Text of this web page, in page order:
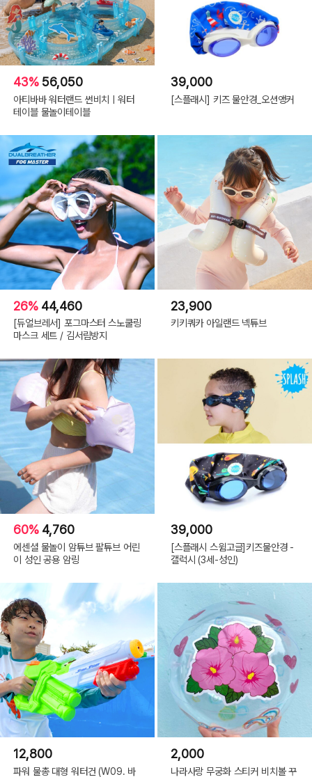
43% 56,050
아티바바 워터랜드 썬비치ㅣ워터
테이블 물놀이테이블
39,000
[스플래시] 키즈 물안경_오션앵커
26% 44,460
[듀얼브레서] 포그마스터 스노쿨링
마스크 세트 / 김서림방지
23,900
키키쿼카 아일랜드 넥튜브
60% 4,760
에센셜 물놀이 암튜브 팔튜브 어린
이 성인 공용 암링
39,000
[스플래시 스윔고글]키즈물안경 -
갤럭시 (3세-성인)
12,800
파워 물총 대형 워터건 (W09. 바
2,000
나라사랑 무궁화 스티커 비치볼 꾸